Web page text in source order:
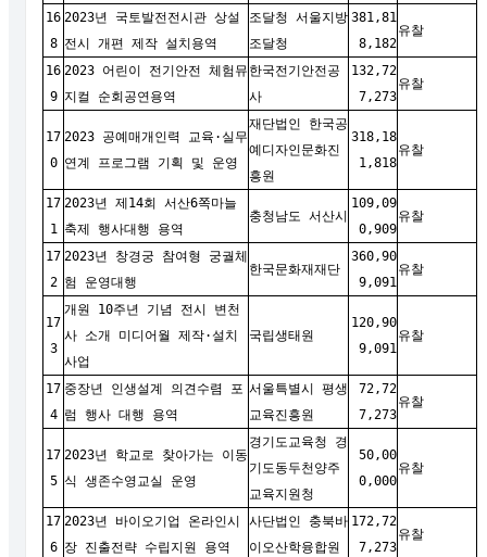
16
8
2023년 국토발전전시관 상설
전시 개편 제작 설치용역
조달청 서울지방
조달청
381,81
8,182
유찰
16
9
2023 어린이 전기안전 체험뮤
지컬 순회공연용역
한국전기안전공
사
132,72
7,273
유찰
17
0
2023 공예매개인력 교육·실무
연계 프로그램 기획 및 운영
재단법인 한국공
예디자인문화진
흥원
318,18
1,818
유찰
17
1
2023년 제14회 서산6쪽마늘
축제 행사대행 용역
충청남도 서산시
109,09
0,909
유찰
17
2
2023년 창경궁 참여형 궁궐체
험 운영대행
한국문화재재단
360,90
9,091
유찰
17
3
개원 10주년 기념 전시 변천
사 소개 미디어월 제작·설치
사업
국립생태원
120,90
9,091
유찰
17
4
중장년 인생설계 의견수렴 포
럼 행사 대행 용역
서울특별시 평생
교육진흥원
72,72
7,273
유찰
17
5
2023년 학교로 찾아가는 이동
식 생존수영교실 운영
경기도교육청 경
기도동두천양주
교육지원청
50,00
0,000
유찰
17
6
2023년 바이오기업 온라인시
장 진출전략 수립지원 용역
사단법인 충북바
이오산학융합원
172,72
7,273
유찰